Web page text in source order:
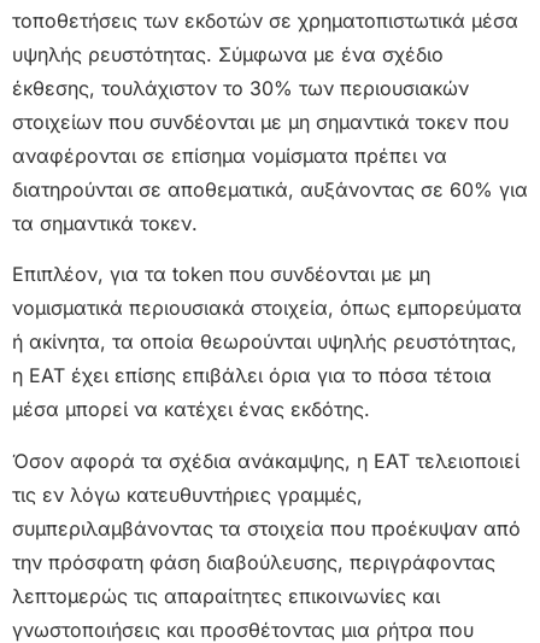
τοποθετήσεις των εκδοτών σε χρηματοπιστωτικά μέσα
υψηλής ρευστότητας. Σύμφωνα με ένα σχέδιο
έκθεσης, τουλάχιστον το 30% των περιουσιακών
στοιχείων που συνδέονται με μη σημαντικά τοκεν που
αναφέρονται σε επίσημα νομίσματα πρέπει να
διατηρούνται σε αποθεματικά, αυξάνοντας σε 60% για
τα σημαντικά τοκεν.
Επιπλέον, για τα token που συνδέονται με μη
νομισματικά περιουσιακά στοιχεία, όπως εμπορεύματα
ή ακίνητα, τα οποία θεωρούνται υψηλής ρευστότητας,
η ΕΑΤ έχει επίσης επιβάλει όρια για το πόσα τέτοια
μέσα μπορεί να κατέχει ένας εκδότης.
Όσον αφορά τα σχέδια ανάκαμψης, η ΕΑΤ τελειοποιεί
τις εν λόγω κατευθυντήριες γραμμές,
συμπεριλαμβάνοντας τα στοιχεία που προέκυψαν από
την πρόσφατη φάση διαβούλευσης, περιγράφοντας
λεπτομερώς τις απαραίτητες επικοινωνίες και
γνωστοποιήσεις και προσθέτοντας μια ρήτρα που